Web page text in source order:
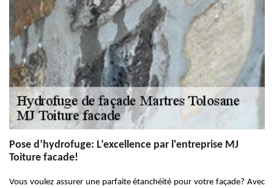
Pose d’hydrofuge: L’excellence par l'entreprise MJ
Toiture facade!
Vous voulez assurer une parfaite étanchéité pour votre façade? Avec